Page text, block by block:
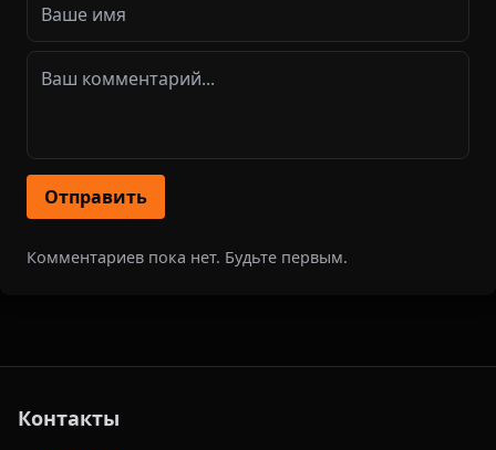
Отправить
Комментариев пока нет. Будьте первым.
Контакты